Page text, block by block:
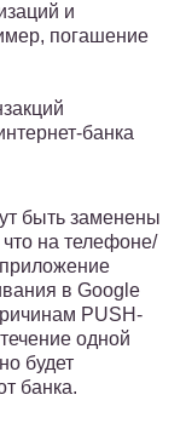
и
погашение
банка
быть заменены
на телефоне/
в Google
PUSH-
одной
будет
банка.